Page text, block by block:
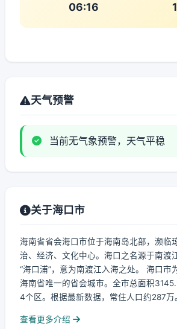
06:16
天气预警
当前无气象预警，天气平稳
关于海口市
海南省省会海口市位于海南岛北部，濒临
治、经济、文化中心。海口之名源于南渡
“海口浦”，意为南渡江入海之处。 海口市
海南省唯一的省会城市。全市总面积
4个区。根据最新数据，常住人口约287万
查看更多介绍